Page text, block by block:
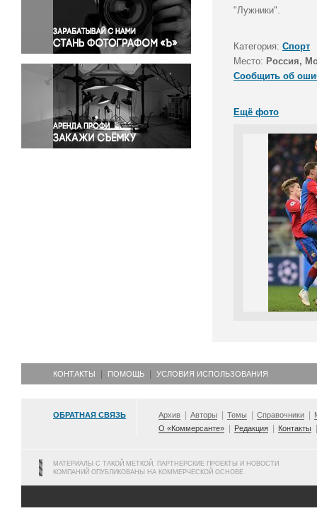
Правосудие
Происшествия и конфликты
Религия
Светская жизнь
Спорт
Экология
Экономика и бизнес
"Лужники".
Категория: Спорт
Место: Россия,
Сообщить об
Ещё фото
КОНТАКТЫ ПОМОЩЬ УСЛОВИЯ ИСПОЛЬЗОВАНИЯ
ОБРАТНАЯ СВЯЗЬ Архив Авторы Темы Справочники
О «Коммерсанте»
Редакция Контакты
МАТЕРИАЛЫ С ТАКОЙ МЕТКОЙ, ПАРТНЕРСКИЕ ПРОЕКТЫ И НОВОСТИ
КОМПАНИЙ ОПУБЛИКОВАНЫ НА КОММЕРЧЕСКОЙ ОСНОВЕ